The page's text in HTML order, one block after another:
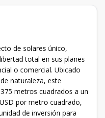
de solares único,
total en sus planes
o comercial. Ubicado
naturaleza, este
metros cuadrados a un
por metro cuadrado,
de inversión para